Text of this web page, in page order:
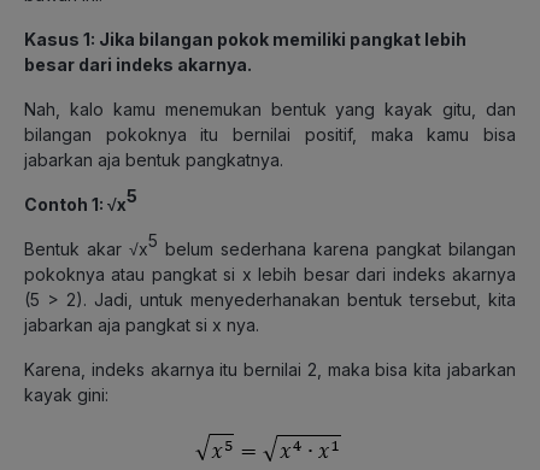
Kasus 1: Jika bilangan pokok memiliki pangkat lebih
besar dari indeks akarnya.
Nah, kalo kamu menemukan bentuk yang kayak gitu, dan
bilangan pokoknya itu bernilai positif, maka kamu bisa
jabarkan aja bentuk pangkatnya.
Contoh 1: √x5
Bentuk akar √x5 belum sederhana karena pangkat bilangan
pokoknya atau pangkat si x lebih besar dari indeks akarnya
(5 > 2). Jadi, untuk menyederhanakan bentuk tersebut, kita
jabarkan aja pangkat si x nya.
Karena, indeks akarnya itu bernilai 2, maka bisa kita jabarkan
kayak gini: